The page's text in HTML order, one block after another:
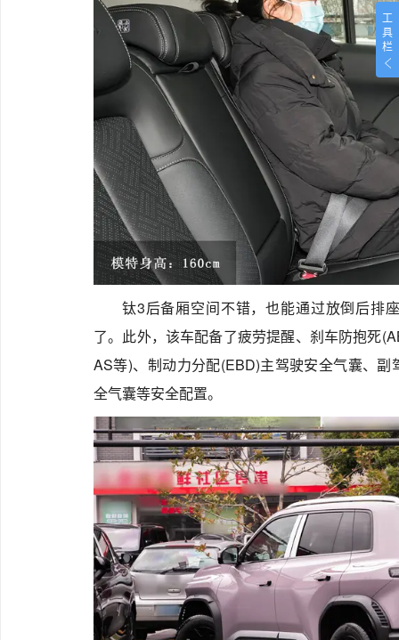
工
具
栏
钛3后备厢空间不错，也能通过放倒后排
了。此外，该车配备了疲劳提醒、刹车防抱死
AS等)、制动力分配(EBD)主驾驶安全气囊、
全气囊等安全配置。